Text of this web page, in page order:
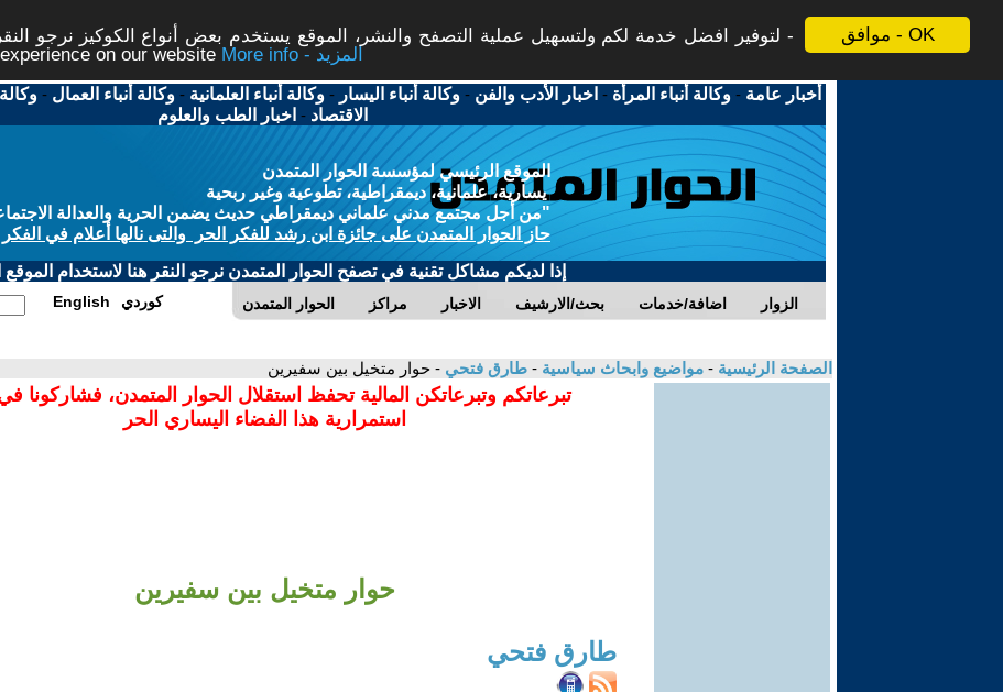
موافق - OK
لتوفير افضل خدمة لكم ولتسهيل عملية التصفح والنشر، الموقع يستخدم بعض أنواع الكوكيز نرجو
on our website
More info - المزيد
أخبار عامة -وكالة أنباء المرأة - اخبار الأدب والفن -وكالة أنباء اليسار -وكالة أنباء العلمانية -وكالة أنباء العمال -
الاقتصاد - اخبار الطب والعلوم
الموقع الرئيسي لمؤسسة الحوار المتمدن
يسارية، علمانية، ديمقراطية، تطوعية وغير ربحية
"من أجل مجتمع مدني علماني ديمقراطي حديث يضمن الحرية والعدالة
حاز الحوار المتمدن على جائزة ابن رشد للفكر الحر والتى نالها أعلام في الفكر
إذا لديكم مشاكل تقنية في تصفح الحوار المتمدن نرجو النقر هنا لاستخدام الموقع
الحوار المتمدن مراكز الاخبار بحث/الارشيف اضافة/خدمات الزوار English كوردي
الصفحة الرئيسية - مواضيع وابحاث سياسية - طارق فتحي - حوار متخيل بين سفيرين
تبرعاتكم وتبرعاتكن المالية تحفظ استقلال الحوار المتمدن، فشاركونا
استمرارية هذا الفضاء اليساري الحر
حوار متخيل بين سفيرين
طارق فتحي